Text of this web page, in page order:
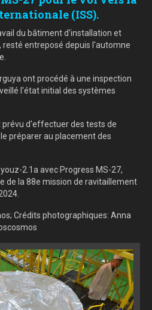
(ISS).
du bâtiment d'installation et
resté entreposé depuis l'automne
ont procédé à une inspection
l'état initial des systèmes
prévu d'effectuer des tests de
préparer au placement des
2.1a avec Progress MS-27,
de la 88e mission de ravitaillement
Crédits photographiques: Anna